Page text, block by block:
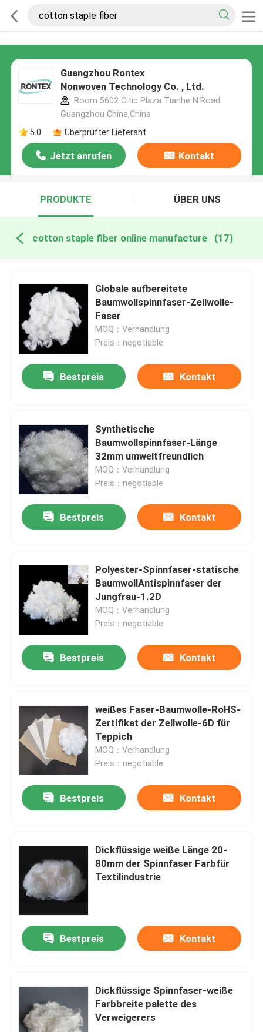
Guangzhou Rontex
Nonwoven Technology Co. , Ltd.
Room 5602 Citic Plaza Tianhe N.Road
Guangzhou China,China
5.0
Überprüfter Lieferant
Jetzt anrufen Kontakt
PRODUKTE ÜBER UNS
cotton staple fiber online manufacture (17)
Globale aufbereitete
Baumwollspinnfaser-Zellwolle-
Faser
MOQ：Verhandlung
Preis：negotiable
Bestpreis Kontakt
Synthetische
Baumwollspinnfaser-Länge
32mm umweltfreundlich
MOQ：Verhandlung
Preis：negotiable
Bestpreis Kontakt
Polyester-Spinnfaser-statische
BaumwollAntispinnfaser der
Jungfrau-1.2D
MOQ：Verhandlung
Preis：negotiable
Bestpreis Kontakt
weißes Faser-Baumwolle-RoHS-
Zertifikat der Zellwolle-6D für
Teppich
MOQ：Verhandlung
Preis：negotiable
Bestpreis Kontakt
Dickflüssige weiße Länge 20-
80mm der Spinnfaser Farbfür
Textilindustrie
Bestpreis Kontakt
Dickflüssige Spinnfaser-weiße
Farbbreite palette des
Verweigerers